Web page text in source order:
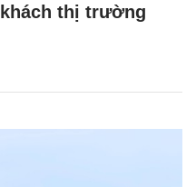
thị trường